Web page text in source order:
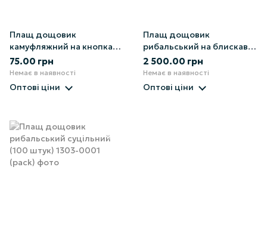
Плащ дощовик
камуфляжний на кнопках
«Піксель»
75.00 грн
Немає в наявності
Оптові ціни
Плащ дощовик
рибальський на блискавці
(50 штук)
2 500.00 грн
Немає в наявності
Оптові ціни